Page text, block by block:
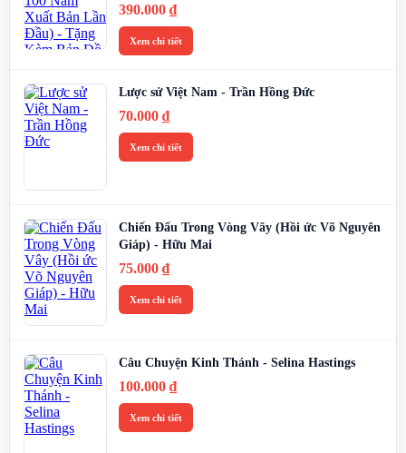
390.000 ₫
Xem chi tiết
Lược sử Việt Nam - Trần Hồng Đức
70.000 ₫
Xem chi tiết
Chiến Đấu Trong Vòng Vây (Hồi ức Võ Nguyên
Giáp) - Hữu Mai
75.000 ₫
Xem chi tiết
Câu Chuyện Kinh Thánh - Selina Hastings
100.000 ₫
Xem chi tiết